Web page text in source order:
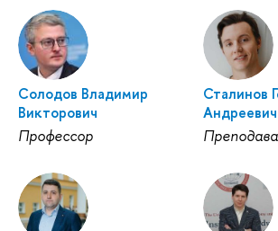
Солодов Владимир
Викторович
Профессор
Сталинов
Андреевич